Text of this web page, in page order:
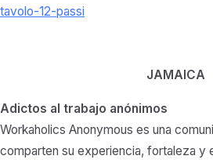
tavolo-12-passi
JAMAICA
Adictos al trabajo anónimos
Workaholics Anonymous es una
comparten su experiencia, fortaleza y